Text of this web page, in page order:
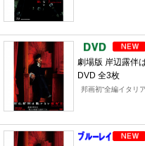
劇場版 岸辺露伴
DVD 全3枚
邦画初“全編イタリ